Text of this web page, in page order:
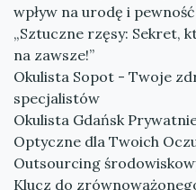
wpływ na urodę i
„Sztuczne rzęsy: Sekret,
na zawsze!”
Okulista Sopot - Twoje
specjalistów
Okulista Gdańsk
Optyczne dla Twoich
Outsourcing
Klucz do